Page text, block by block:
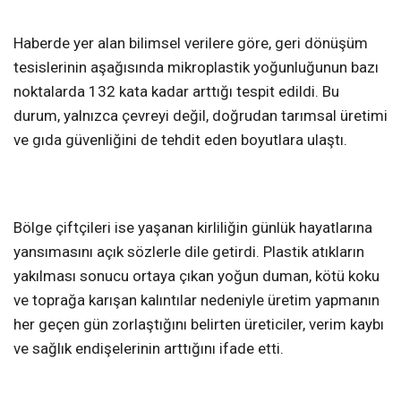
Haberde yer alan bilimsel verilere göre, geri dönüşüm
tesislerinin aşağısında mikroplastik yoğunluğunun bazı
noktalarda 132 kata kadar arttığı tespit edildi. Bu
durum, yalnızca çevreyi değil, doğrudan tarımsal üretimi
ve gıda güvenliğini de tehdit eden boyutlara ulaştı.
Bölge çiftçileri ise yaşanan kirliliğin günlük hayatlarına
yansımasını açık sözlerle dile getirdi. Plastik atıkların
yakılması sonucu ortaya çıkan yoğun duman, kötü koku
ve toprağa karışan kalıntılar nedeniyle üretim yapmanın
her geçen gün zorlaştığını belirten üreticiler, verim kaybı
ve sağlık endişelerinin arttığını ifade etti.